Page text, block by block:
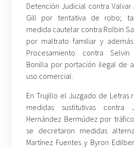
Detención Judicial contra Valvar
Gill por tentativa de robo;
medida cautelar contra Rolbin
por maltrato familiar y
Procesamiento contra
Bonilla por portación ilegal de
uso comercial.
En Trujillo el Juzgado de Letras
medidas sustitutivas contra
Hernández Bermúdez por
se decretaron medidas
Martínez Fuentes y Byron